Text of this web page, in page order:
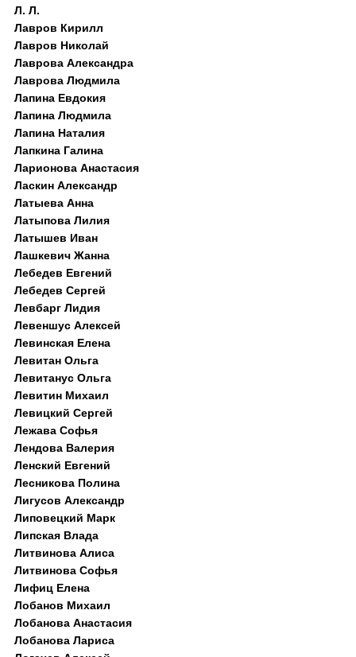
Л. Л.
Лавров Кирилл
Лавров Николай
Лаврова Александра
Лаврова Людмила
Лапина Евдокия
Лапина Людмила
Лапина Наталия
Лапкина Галина
Ларионова Анастасия
Ласкин Александр
Латыева Анна
Латыпова Лилия
Латышев Иван
Лашкевич Жанна
Лебедев Евгений
Лебедев Сергей
Левбарг Лидия
Левеншус Алексей
Левинская Елена
Левитан Ольга
Левитанус Ольга
Левитин Михаил
Левицкий Сергей
Лежава Софья
Лендова Валерия
Ленский Евгений
Лесникова Полина
Лигусов Александр
Липовецкий Марк
Липская Влада
Литвинова Алиса
Литвинова Софья
Лифиц Елена
Лобанов Михаил
Лобанова Анастасия
Лобанова Лариса